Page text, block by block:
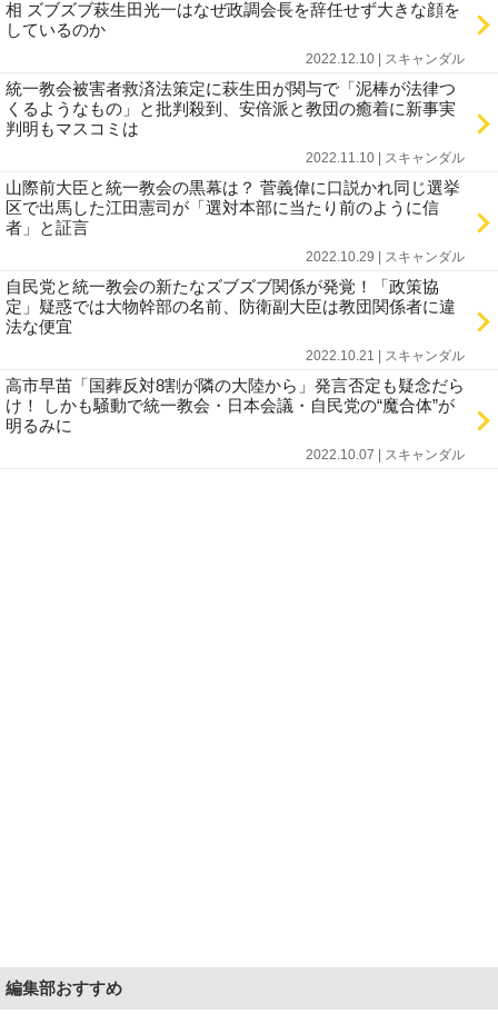
相 ズブズブ萩生田光一はなぜ政調会長を辞任せず大きな顔を
しているのか
2022.12.10 | スキャンダル
統一教会被害者救済法策定に萩生田が関与で「泥棒が法律つ
くるようなもの」と批判殺到、安倍派と教団の癒着に新事実
判明もマスコミは
2022.11.10 | スキャンダル
山際前大臣と統一教会の黒幕は？ 菅義偉に口説かれ同じ選挙
区で出馬した江田憲司が「選対本部に当たり前のように信
者」と証言
2022.10.29 | スキャンダル
自民党と統一教会の新たなズブズブ関係が発覚！「政策協
定」疑惑では大物幹部の名前、防衛副大臣は教団関係者に違
法な便宜
2022.10.21 | スキャンダル
高市早苗「国葬反対8割が隣の大陸から」発言否定も疑念だら
け！ しかも騒動で統一教会・日本会議・自民党の“魔合体”が
明るみに
2022.10.07 | スキャンダル
編集部おすすめ